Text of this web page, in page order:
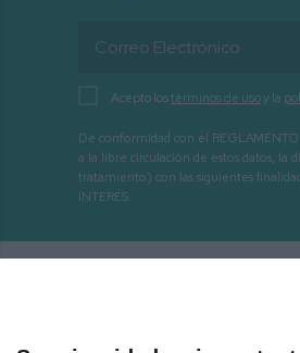
Acepto lostérminos de usoy la
De conformidad con el
a la libre circulación de estos datos, la
tratamiento) con las siguientes
INTERÉS.